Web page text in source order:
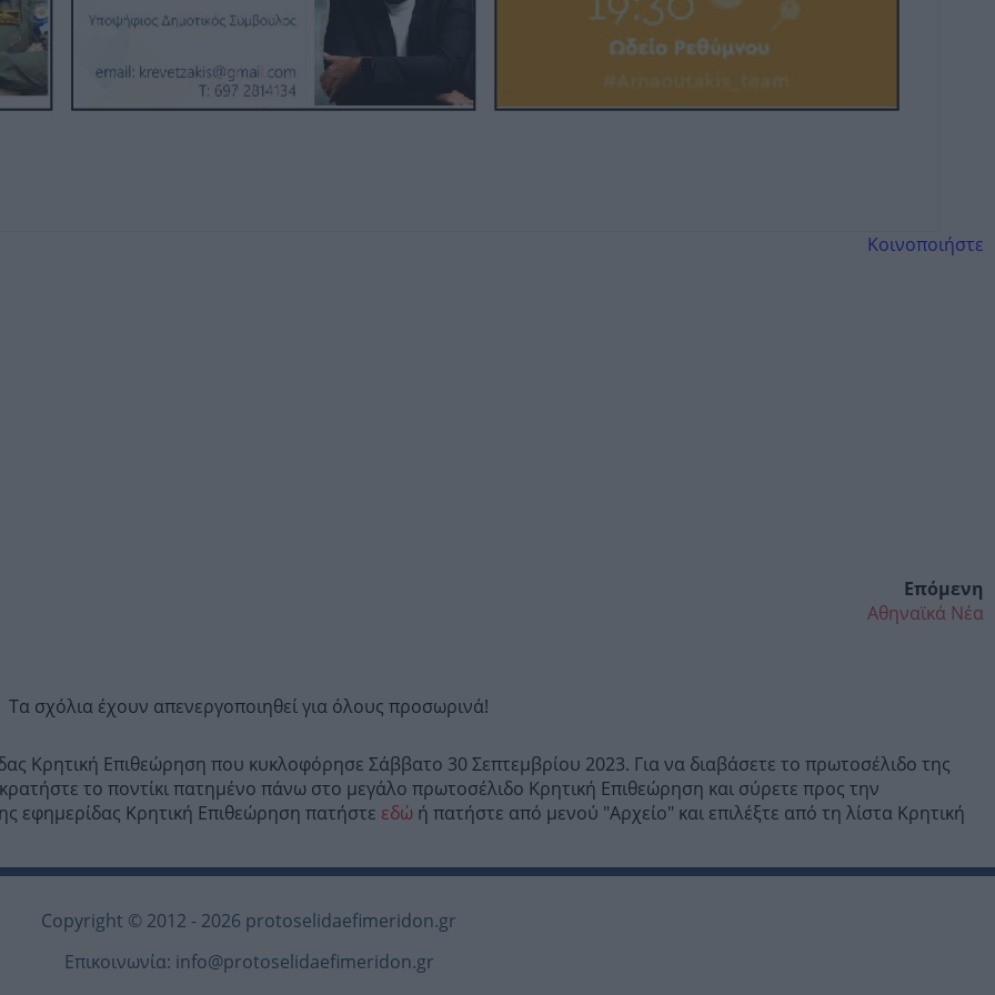
Κοινοποιήστε
Επόμενη
Αθηναϊκά Νέα
Τα σχόλια έχουν απενεργοποιηθεί για όλους προσωρινά!
Κρητική Επιθεώρηση που κυκλοφόρησε Σάββατο 30 Σεπτεμβρίου 2023. Για να διαβάσετε το πρωτοσέλιδο της
το ποντίκι πατημένο πάνω στο μεγάλο πρωτοσέλιδο Κρητική Επιθεώρηση και σύρετε προς την
εφημερίδας Κρητική Επιθεώρηση πατήστε εδώ ή πατήστε από μενού "Αρχείο" και επιλέξτε από τη λίστα Κρητική
Copyright © 2012 - 2026 protoselidaefimeridon.gr
Επικοινωνία: info@protoselidaefimeridon.gr